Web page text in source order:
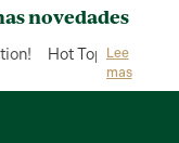
novedades
Hot Topics is your
Lee
mas